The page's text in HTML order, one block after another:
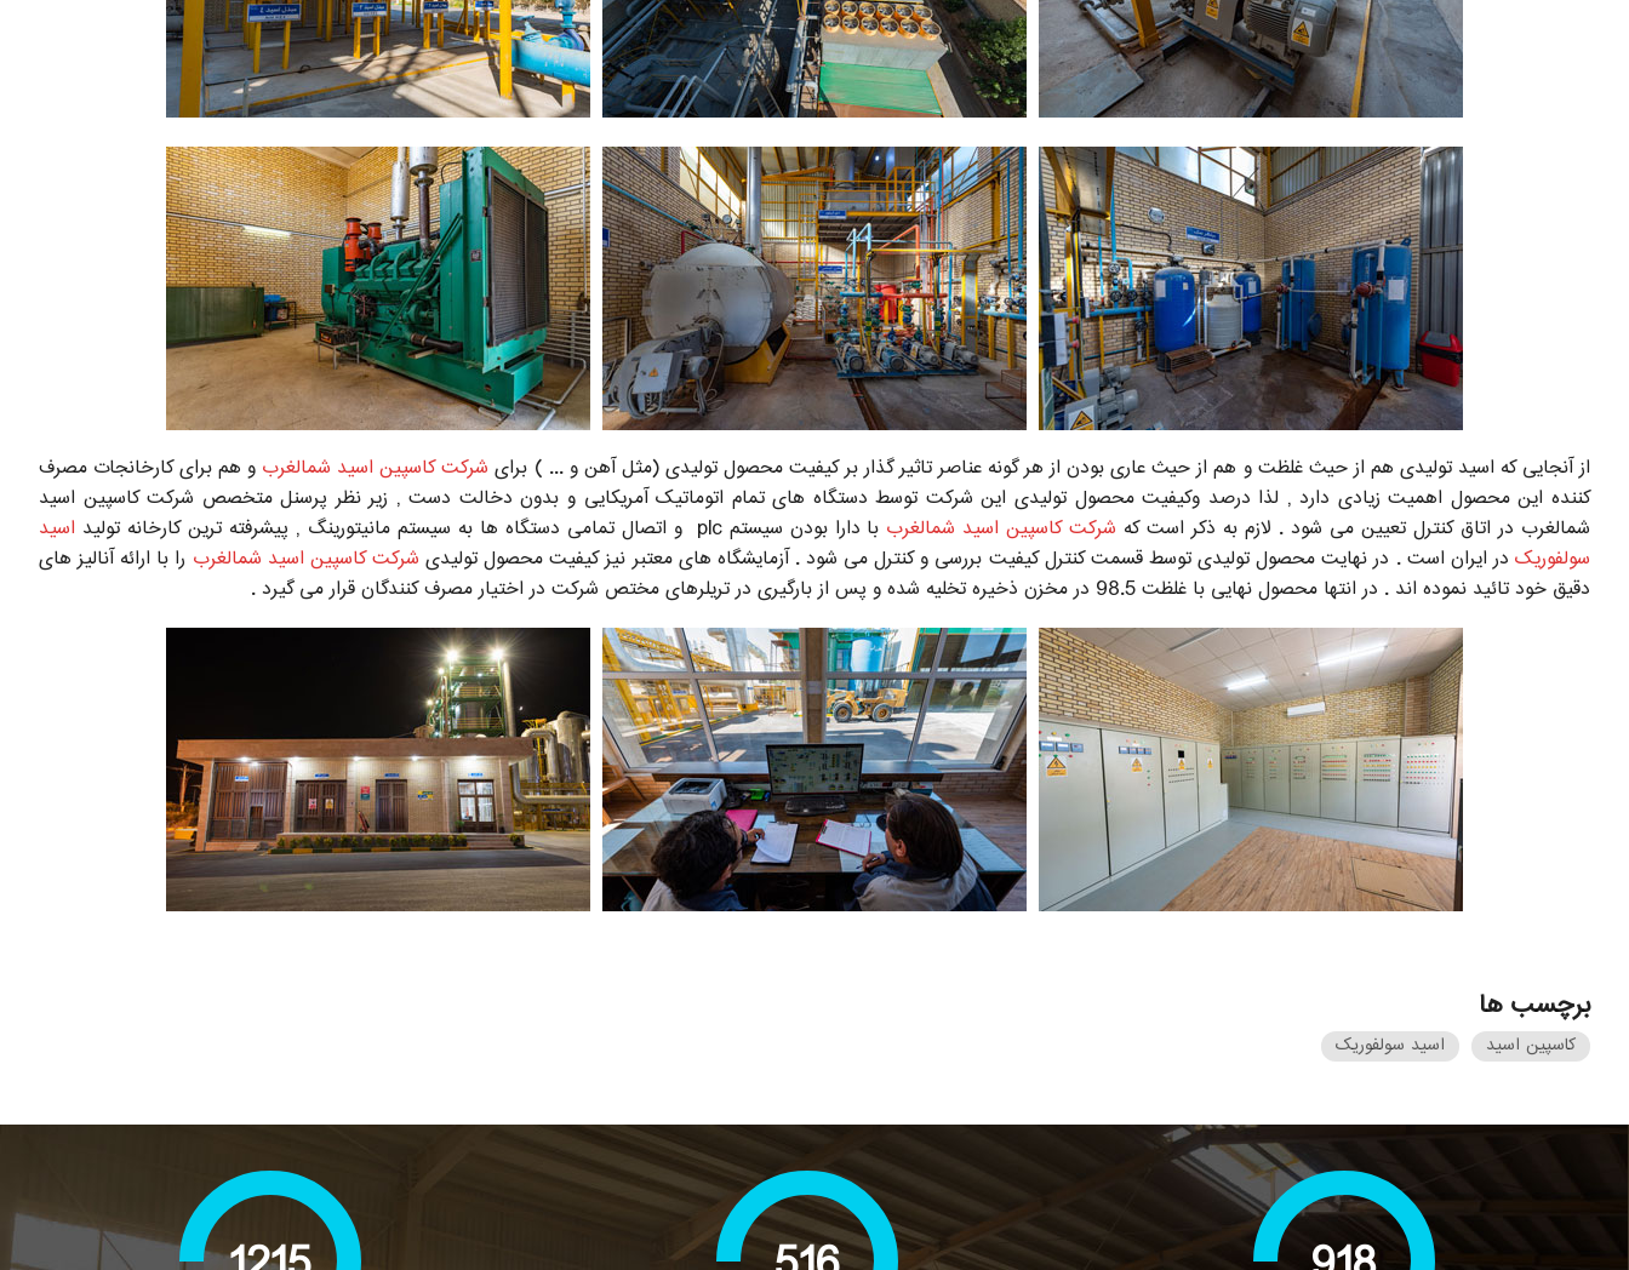
از آنجایی که اسید تولیدی هم از حیث غلظت و هم از حیث عاری بودن از هر گونه عناصر تاثیر گذار بر کیفیت محصول تولیدی (مثل آهن و ... ) برای شرکت کاسپین اسید شمالغرب و هم برای کارخانجات مصرف
کننده این محصول اهمیت زیادی دارد , لذا درصد وکیفیت محصول تولیدی این شرکت توسط دستگاه های تمام اتوماتیک آمریکایی و بدون دخالت دست , زیر نظر پرسنل متخصص شرکت کاسپین اسید
شمالغرب در اتاق کنترل تعیین می شود . لازم به ذکر است که شرکت کاسپین اسید شمالغرب با دارا بودن سیستم plc و اتصال تمامی دستگاه ها به سیستم مانیتورینگ , پیشرفته ترین کارخانه تولید
اسید
سولفوریکدر ایران است . در نهایت محصول تولیدی توسط قسمت کنترل کیفیت بررسی و کنترل می شود . آزمایشگاه های معتبر نیز کیفیت محصول تولیدی شرکت کاسپین اسید شمالغرب را با ارائه آنالیز های
دقیق خود تائید نموده اند . در انتها محصول نهایی با غلظت 98.5 در مخزن ذخیره تخلیه شده و پس از بارگیری در تریلرهای مختص شرکت در اختیار مصرف کنندگان قرار می گیرد .
برچسب ها
کاسپین اسید اسید سولفوریک